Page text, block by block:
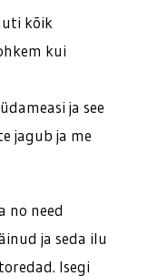
kõik
kui
ja see
jagub ja me
no need
ja seda ilu
Isegi